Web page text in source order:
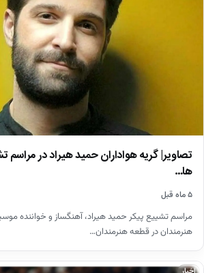
تصاویر| گریه هواداران حمید هیراد در
ها…
۵ ماه قبل
مراسم تشییع پیکر حمید هیراد، آهنگساز و خواننده
هنرمندان در قطعه هنرمندان…